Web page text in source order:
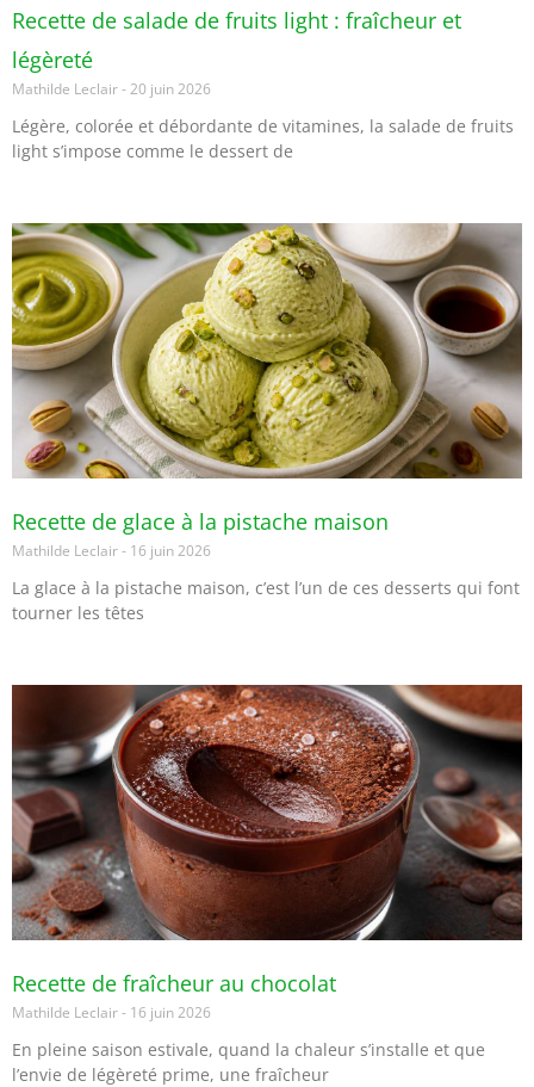
Recette de salade de fruits light : fraîcheur et
légèreté
Mathilde Leclair 20 juin 2026
Légère, colorée et débordante de vitamines, la salade de fruits
light s’impose comme le dessert de
Recette de glace à la pistache maison
Mathilde Leclair 16 juin 2026
La glace à la pistache maison, c’est l’un de ces desserts qui font
tourner les têtes
Recette de fraîcheur au chocolat
Mathilde Leclair 16 juin 2026
En pleine saison estivale, quand la chaleur s’installe et que
l’envie de légèreté prime, une fraîcheur